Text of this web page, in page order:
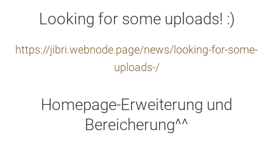
Looking for some uploads! :)
https://jibri.webnode.page/news/looking-for-some-
uploads-/
Homepage-Erweiterung und
Bereicherung^^